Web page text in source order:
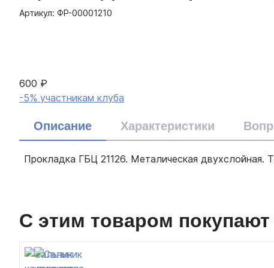
Артикул: ФР-00001210
600 ₽
-5% участникам клуба
Описание Характеристики
Прокладка ГБЦ 21126. Металическая
С этим товаром покупают